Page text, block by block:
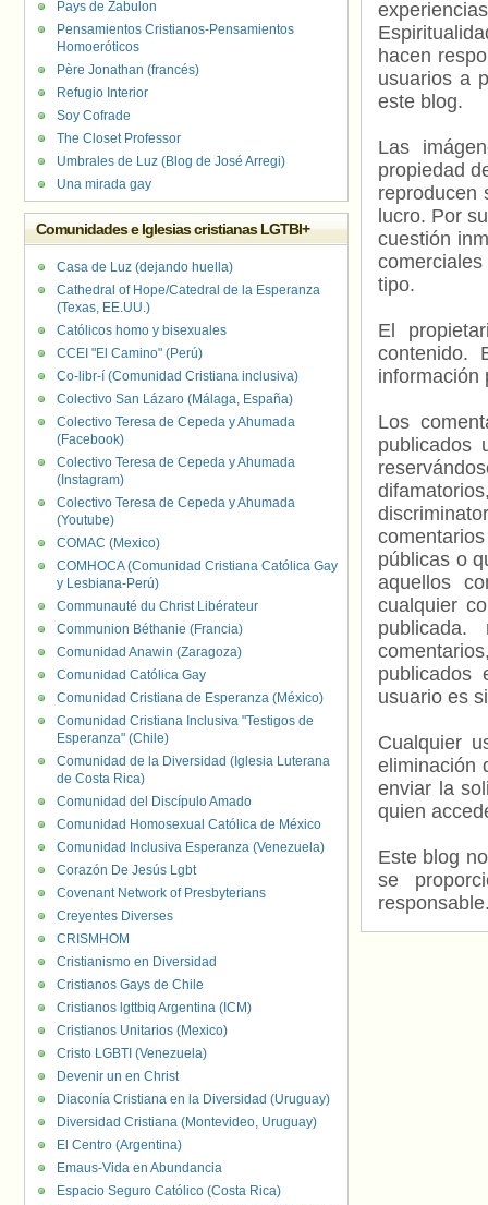
hacen
usuarios a
este blog.
Las
propiedad
reproducen
lucro. Por
cuestión
tipo.
El
contenido.
información
Los
publicados
públicas o
aquellos
cualquier
usuario es
Cualquier
eliminación
enviar la
quien
Este blog
se
Pays de Zabulon
Pensamientos Cristianos-Pensamientos
Homoeróticos
Père Jonathan (francés)
Refugio Interior
Soy Cofrade
The Closet Professor
Umbrales de Luz (Blog de José Arregi)
Una mirada gay
Comunidades e Iglesias cristianas LGTBI+
Casa de Luz (dejando huella)
Cathedral of Hope/Catedral de la Esperanza
(Texas, EE.UU.)
Católicos homo y bisexuales
CCEI "El Camino" (Perú)
Co-libr-í (Comunidad Cristiana inclusiva)
Colectivo San Lázaro (Málaga, España)
Colectivo Teresa de Cepeda y Ahumada
(Facebook)
Colectivo Teresa de Cepeda y Ahumada
(Instagram)
Colectivo Teresa de Cepeda y Ahumada
(Youtube)
COMAC (Mexico)
COMHOCA (Comunidad Cristiana Católica Gay
y Lesbiana-Perú)
Communauté du Christ Libérateur
Communion Béthanie (Francia)
Comunidad Anawin (Zaragoza)
Comunidad Católica Gay
Comunidad Cristiana de Esperanza (México)
Comunidad Cristiana Inclusiva "Testigos de
Esperanza" (Chile)
Comunidad de la Diversidad (Iglesia Luterana
de Costa Rica)
Comunidad del Discípulo Amado
Comunidad Homosexual Católica de México
Comunidad Inclusiva Esperanza (Venezuela)
Corazón De Jesús Lgbt
Covenant Network of Presbyterians
Creyentes Diverses
CRISMHOM
Cristianismo en Diversidad
Cristianos Gays de Chile
Cristianos lgttbiq Argentina (ICM)
Cristianos Unitarios (Mexico)
Cristo LGBTI (Venezuela)
Devenir un en Christ
Diaconía Cristiana en la Diversidad (Uruguay)
Diversidad Cristiana (Montevideo, Uruguay)
El Centro (Argentina)
Emaus-Vida en Abundancia
Espacio Seguro Católico (Costa Rica)